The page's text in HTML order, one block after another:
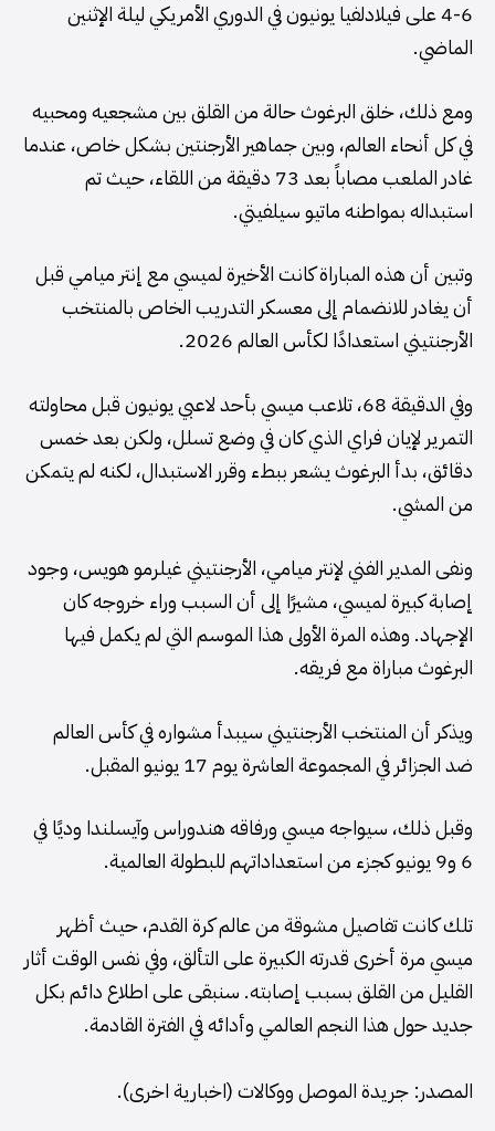
6-4 على فيلادلفيا يونيون في الدوري الأمريكي ليلة الإثنين
الماضي.
ومع ذلك، خلق البرغوث حالة من القلق بين مشجعيه ومحبيه
في كل أنحاء العالم، وبين جماهير الأرجنتين بشكل خاص، عندما
غادر الملعب مصاباً بعد 73 دقيقة من اللقاء، حيث تم
استبداله بمواطنه ماتيو سيلفيتي.
وتبين أن هذه المباراة كانت الأخيرة لميسي مع إنتر ميامي قبل
أن يغادر للانضمام إلى معسكر التدريب الخاص بالمنتخب
الأرجنتيني استعدادًا لكأس العالم 2026.
وفي الدقيقة 68، تلاعب ميسي بأحد لاعبي يونيون قبل محاولته
التمرير لإيان فراي الذي كان في وضع تسلل، ولكن بعد خمس
دقائق، بدأ البرغوث يشعر ببطء وقرر الاستبدال، لكنه لم يتمكن
من المشي.
ونفى المدير الفني لإنتر ميامي، الأرجنتيني غيلرمو هويس، وجود
إصابة كبيرة لميسي، مشيرًا إلى أن السبب وراء خروجه كان
الإجهاد. وهذه المرة الأولى هذا الموسم التي لم يكمل فيها
البرغوث مباراة مع فريقه.
ويذكر أن المنتخب الأرجنتيني سيبدأ مشواره في كأس العالم
ضد الجزائر في المجموعة العاشرة يوم 17 يونيو المقبل.
وقبل ذلك، سيواجه ميسي ورفاقه هندوراس وآيسلندا وديًا في
6 و9 يونيو كجزء من استعداداتهم للبطولة العالمية.
تلك كانت تفاصيل مشوقة من عالم كرة القدم، حيث أظهر
ميسي مرة أخرى قدرته الكبيرة على التألق، وفي نفس الوقت أثار
القليل من القلق بسبب إصابته. سنبقى على اطلاع دائم بكل
جديد حول هذا النجم العالمي وأدائه في الفترة القادمة.
المصدر: جريدة الموصل ووكالات (اخبارية اخرى).